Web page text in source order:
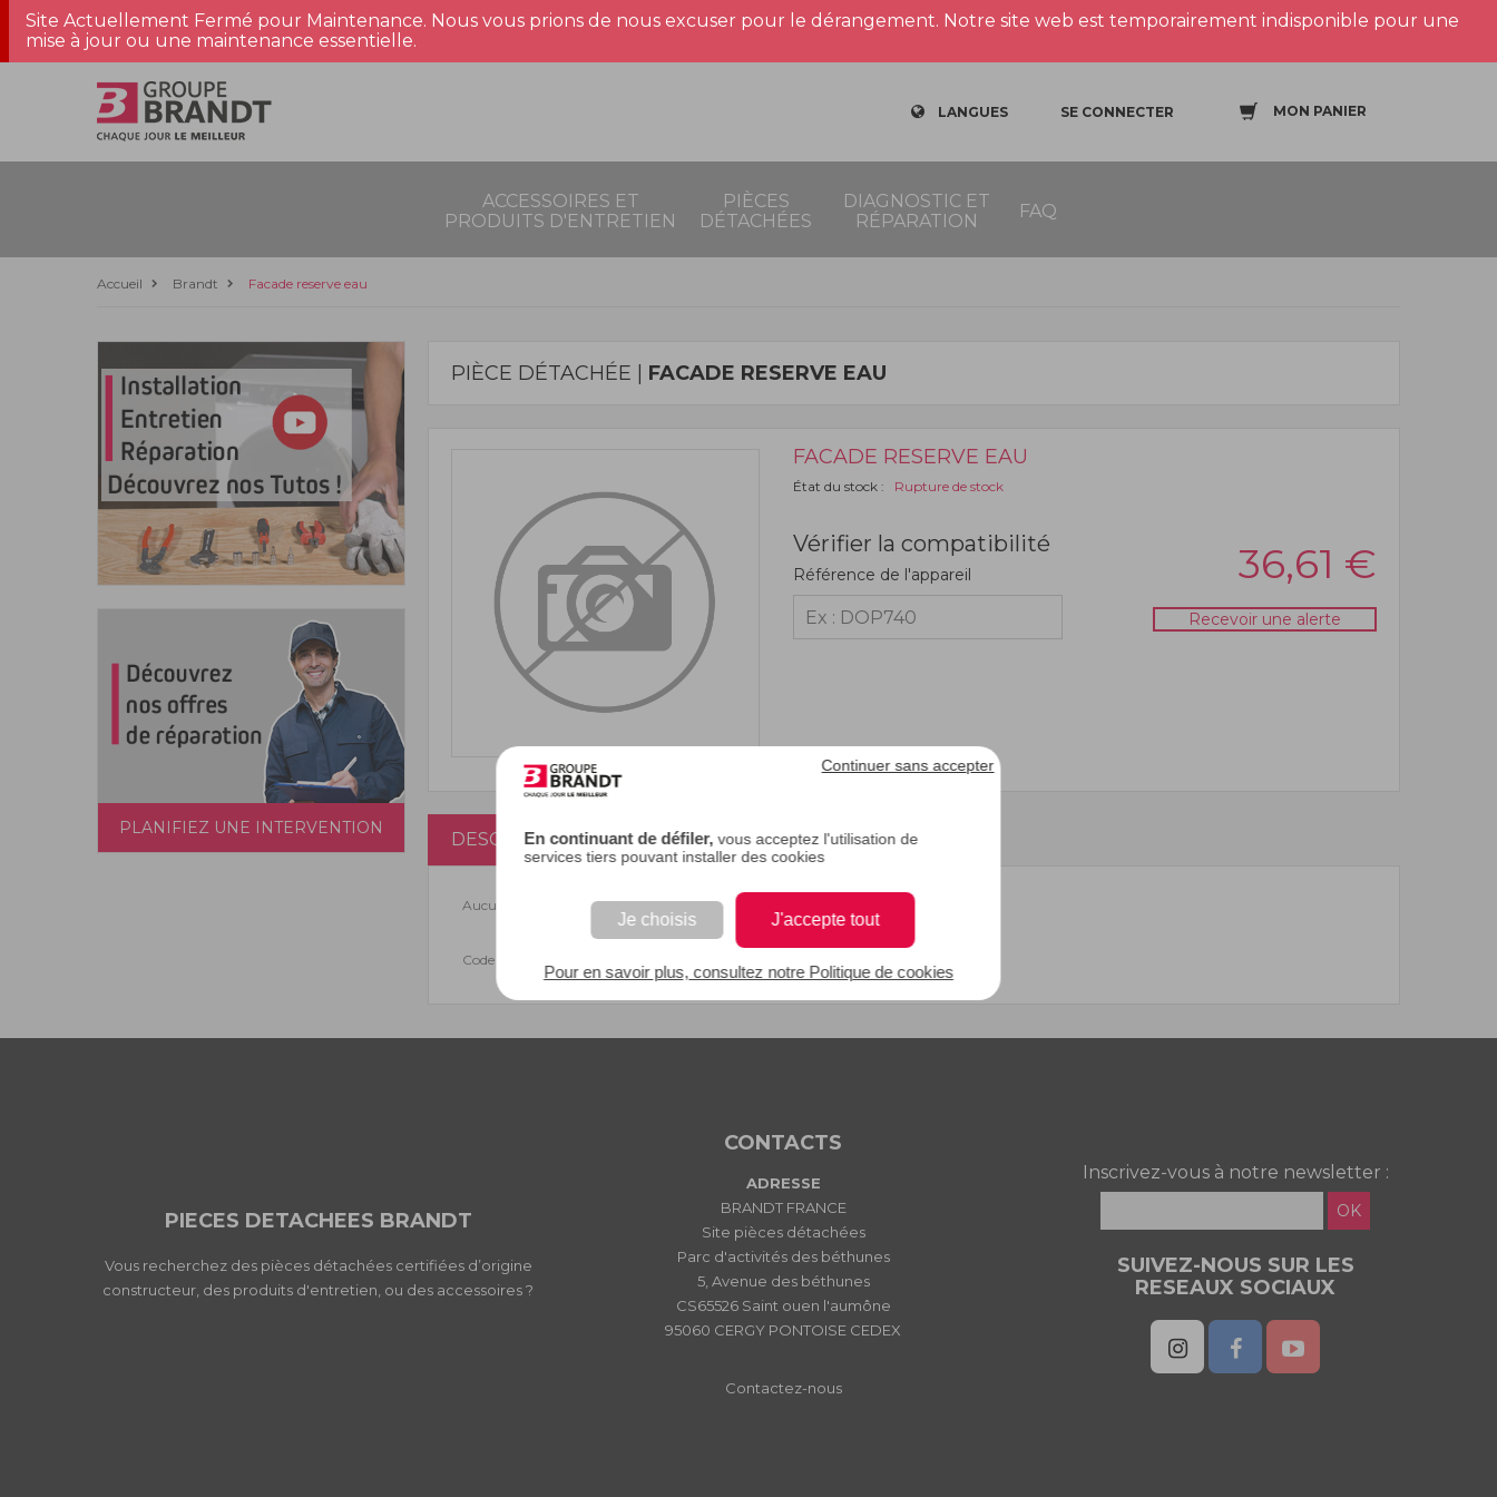
En continuant de défiler, vous acceptez l'utilisation de
services tiers pouvant installer des cookies
Je choisis J'accepte tout
Continuer sans accepter
Pour en savoir plus, consultez notre Politique de cookies
Site Actuellement Fermé pour Maintenance. Nous vous prions de nous excuser pour le dérangement. Notre site web est temporairement indisponible pour une
mise à jour ou une maintenance essentielle.
LANGUES SE CONNECTER MON PANIER
ACCESSOIRES ET
PRODUITS D'ENTRETIEN
PIÈCES
DÉTACHÉES
DIAGNOSTIC ET
RÉPARATION
FAQ
Accueil Brandt Facade reserve eau
PLANIFIEZ UNE INTERVENTION
PIÈCE DÉTACHÉE | FACADE RESERVE EAU
FACADE RESERVE EAU
État du stock : Rupture de stock
Vérifier la compatibilité
Référence de l'appareil 36,61 €
Recevoir une alerte
DESCRIPTION
Aucune description.
Code EAN : 3251431496024
PIECES DETACHEES BRANDT
Vous recherchez des pièces détachées certifiées d’origine
constructeur, des produits d'entretien, ou des accessoires ?
CONTACTS
ADRESSE
BRANDT FRANCE
Site pièces détachées
Parc d'activités des béthunes
5, Avenue des béthunes
CS65526 Saint ouen l'aumône
95060 CERGY PONTOISE CEDEX
Contactez-nous
Inscrivez-vous à notre newsletter :
OK
SUIVEZ-NOUS SUR LES
RESEAUX SOCIAUX